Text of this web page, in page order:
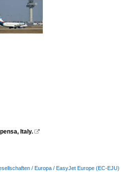
Italy. 
/ Europa / EasyJet Europe (EC-EJU)